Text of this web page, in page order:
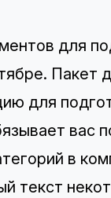
для
Пакет
для
вас
в
текст